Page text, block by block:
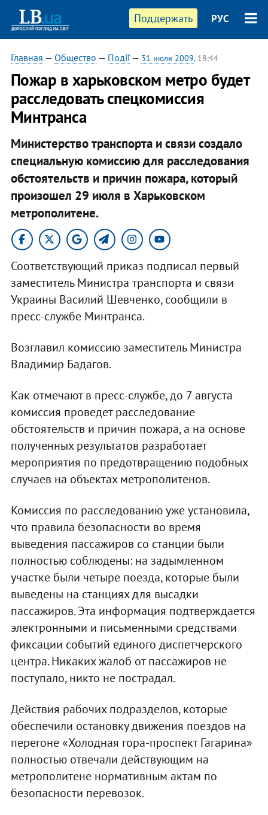
Поддержать РУС
Главная — Общество — Події— 31 июля 2009, 18:44
Пожар в харьковском метро будет
расследовать спецкомиссия
Минтранса
Министерство транспорта и связи создало
специальную комиссию для расследования
обстоятельств и причин пожара, который
произошел 29 июля в Харьковском
метрополитене.
Соответствующий приказ подписал первый
заместитель Министра транспорта и связи
Украины Василий Шевченко, сообщили в
пресс-службе Минтранса.
Возглавил комиссию заместитель Министра
Владимир Бадагов.
Как отмечают в пресс-службе, до 7 августа
комиссия проведет расследование
обстоятельств и причин пожара, а на основе
полученных результатов разработает
мероприятия по предотвращению подобных
случаев на объектах метрополитенов.
Комиссия по расследованию уже установила,
что правила безопасности во время
выведения пассажиров со станции были
полностью соблюдены: на задымленном
участке были четыре поезда, которые были
выведены на станциях для высадки
пассажиров. Эта информация подтверждается
электронными и письменными средствами
фиксации событий единого диспетчерского
центра. Никаких жалоб от пассажиров не
поступало, никто не пострадал.
Действия рабочих подразделов, которые
обеспечили остановку движения поездов на
перегоне «Холодная гора-проспект Гагарина»
полностью отвечали действующим на
метрополитене нормативным актам по
безопасности перевозок.